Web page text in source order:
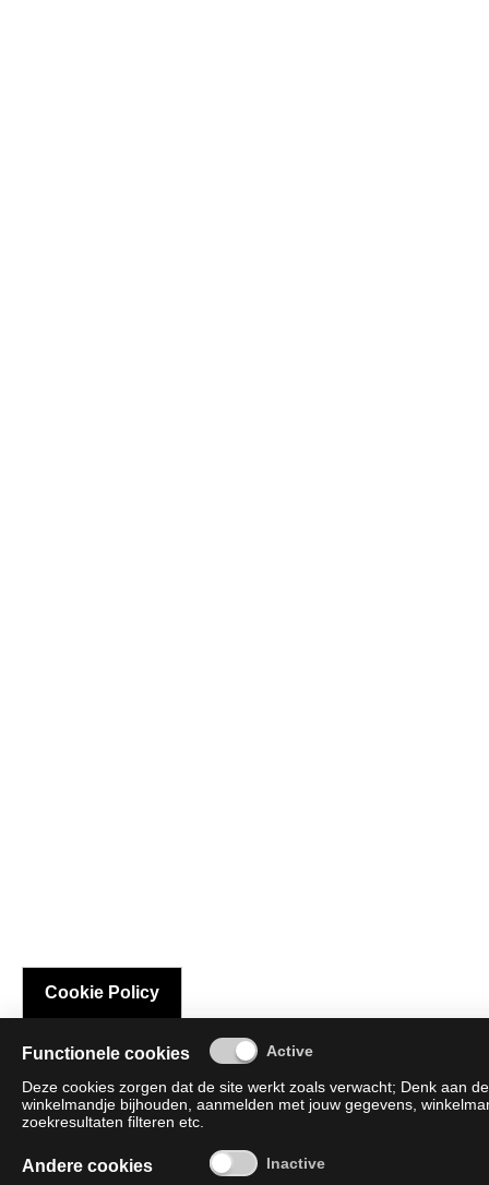
Cookie Policy
Functionele cookies
Deze cookies zorgen dat de site werkt zoals verwacht; Denk aan
winkelmandje bijhouden, aanmelden met jouw gegevens,
zoekresultaten filteren etc.
Andere cookies